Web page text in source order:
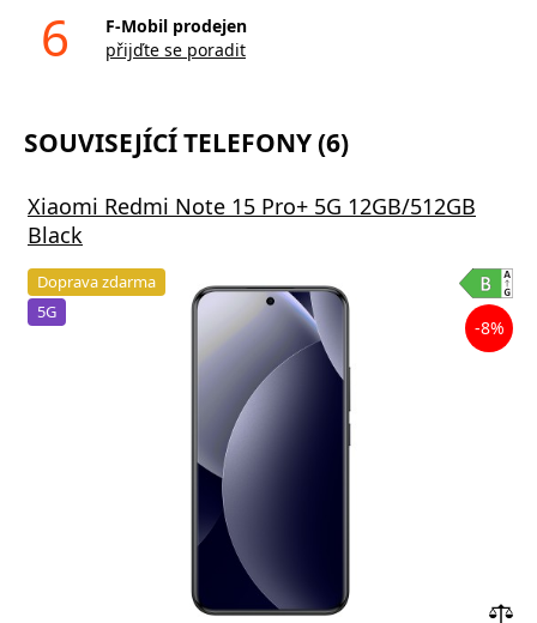
6
F-Mobil prodejen
přijďte se poradit
SOUVISEJÍCÍ TELEFONY (6)
Xiaomi Redmi Note 15 Pro+ 5G 12GB/512GB
Black
Doprava zdarma
5G
-8%